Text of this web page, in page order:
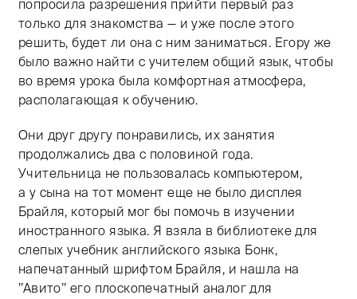
попросила разрешения прийти первый раз
только для знакомства — и уже после этого
решить, будет ли она с ним заниматься. Егору же
было важно найти с учителем общий язык, чтобы
во время урока была комфортная атмосфера,
располагающая к обучению.
Они друг другу понравились, их занятия
продолжались два с половиной года.
Учительница не пользовалась компьютером,
а у сына на тот момент еще не было дисплея
Брайля, который мог бы помочь в изучении
иностранного языка. Я взяла в библиотеке для
слепых учебник английского языка Бонк,
напечатанный шрифтом Брайля, и нашла на
’’Авито’’ его плоскопечатный аналог для